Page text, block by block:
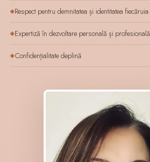
◆Respect pentru demnitatea și identitatea fiecăruia
◆Expertiză în dezvoltare personală și profesională
◆Confidențialitate deplină